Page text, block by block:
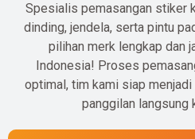
Spesialis pemasangan stiker
dinding, jendela, serta pintu
pilihan merk lengkap dan
Indonesia! Proses
optimal, tim kami siap
panggilan langsung